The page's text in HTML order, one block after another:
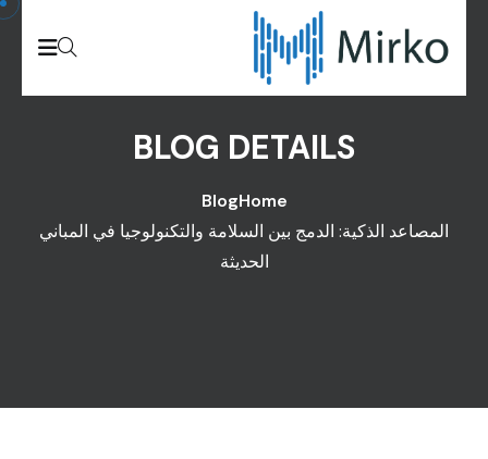
BLOG DETAILS
Home
Blog
المصاعد الذكية: الدمج بين السلامة والتكنولوجيا في المباني
الحديثة